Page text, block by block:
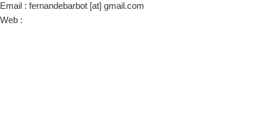
Email : fernandebarbot [at] gmail.com
Web :